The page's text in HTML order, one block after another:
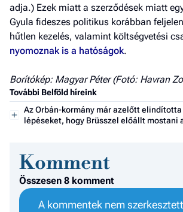
adja.) Ezek miatt a szerződések miatt
Gyula fideszes politikus korábban
hűtlen kezelés, valamint költségvetési
nyomoznak is a hatóságok.
Borítókép: Magyar Péter (Fotó: Havran
További Belföld híreink
Az Orbán-kormány már azelőtt
lépéseket, hogy Brüsszel előállt mostani
Komment
Összesen 8 komment
A kommentek nem szerkesztett